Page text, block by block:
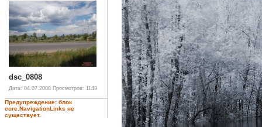
dsc_0808
Дата: 04.07.2008 Просмотров: 1149
Предупреждение: блок
core.NavigationLinks не
существует.